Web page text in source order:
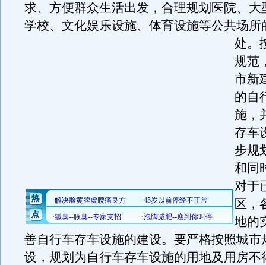
求、方便群众生活出发，合理规划医院、大
学校、文化娱乐设施、体育设施等公共场所
处。
规范
市新
的自
施，
存车
步规
和同
对于
区，
地的
善自行车存车设施的建设。要严格按照城市
设，规划为自行车存车设施的用地及用房不